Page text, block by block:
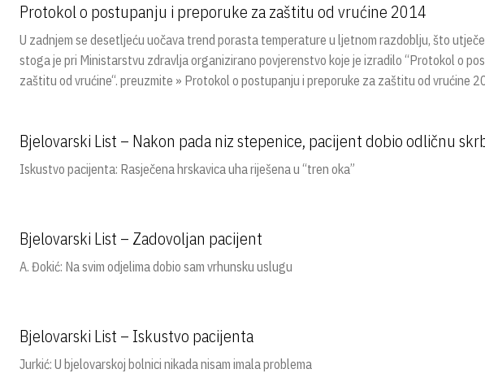
Protokol o postupanju i preporuke za zaštitu od vrućine 2014
U zadnjem se desetljeću uočava trend porasta temperature u ljetnom razdoblju, što
stoga je pri Ministarstvu zdravlja organizirano povjerenstvo koje je izradilo “Protokol o
zaštitu od vrućine“. preuzmite » Protokol o postupanju i preporuke za zaštitu od vrućine
Bjelovarski List – Nakon pada niz stepenice, pacijent dobio odličnu
Iskustvo pacijenta: Rasječena hrskavica uha riješena u “tren oka”
Bjelovarski List – Zadovoljan pacijent
A. Đokić: Na svim odjelima dobio sam vrhunsku uslugu
Bjelovarski List – Iskustvo pacijenta
Jurkić: U bjelovarskoj bolnici nikada nisam imala problema